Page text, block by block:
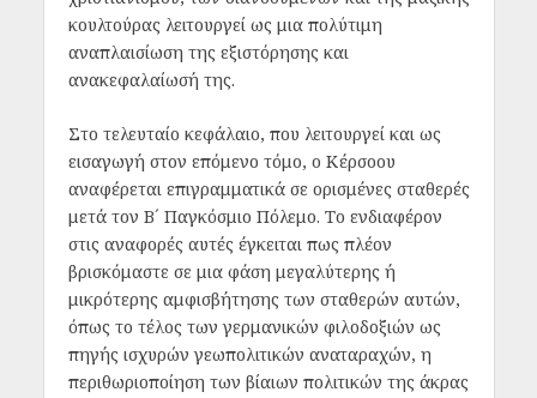
κουλτούρας λειτουργεί ως μια πολύτιμη
αναπλαισίωση της εξιστόρησης και
ανακεφαλαίωσή της.
Στο τελευταίο κεφάλαιο, που λειτουργεί και ως
εισαγωγή στον επόμενο τόμο, ο Κέρσοου
αναφέρεται επιγραμματικά σε ορισμένες σταθερές
μετά τον Β´ Παγκόσμιο Πόλεμο. Το ενδιαφέρον
στις αναφορές αυτές έγκειται πως πλέον
βρισκόμαστε σε μια φάση μεγαλύτερης ή
μικρότερης αμφισβήτησης των σταθερών αυτών,
όπως το τέλος των γερμανικών φιλοδοξιών ως
πηγής ισχυρών γεωπολιτικών αναταραχών, η
περιθωριοποίηση των βίαιων πολιτικών της άκρας